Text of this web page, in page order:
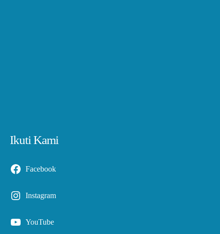
Ikuti Kami
Facebook
Instagram
YouTube